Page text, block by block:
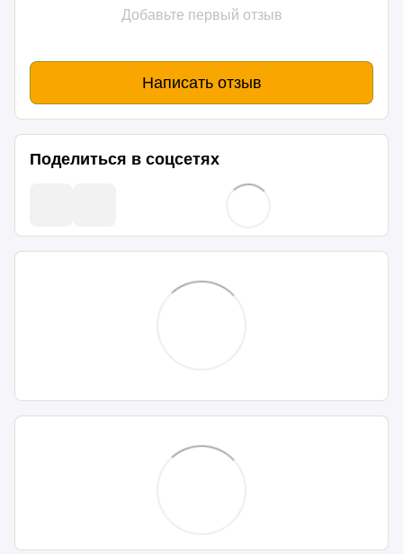
Добавьте первый отзыв
Написать отзыв
Поделиться в соцсетях